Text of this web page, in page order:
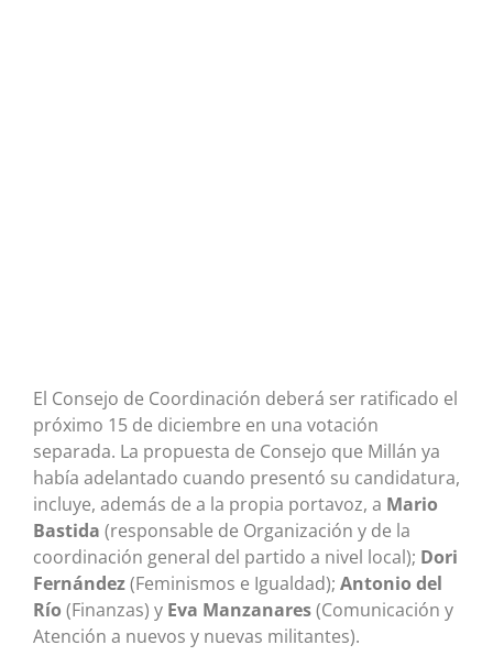
El Consejo de Coordinación deberá ser ratificado el
próximo 15 de diciembre en una votación
separada. La propuesta de Consejo que Millán ya
había adelantado cuando presentó su candidatura,
incluye, además de a la propia portavoz, a Mario
Bastida (responsable de Organización y de la
coordinación general del partido a nivel local); Dori
Fernández(Feminismos e Igualdad); Antonio del
Río (Finanzas) y Eva Manzanares(Comunicación y
Atención a nuevos y nuevas militantes).